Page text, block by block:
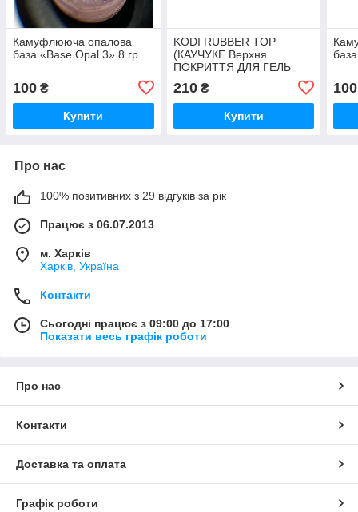
Камуфлююча опалова
база «Base Opal 3» 8 гр
100 ₴
Купити
KODI RUBBER TOP
(КАУЧУКЕ Верхня
ПОКРИТТЯ ДЛЯ ГЕЛЬ
210₴
Купити
100
Про нас
100% позитивних з 29 відгуків за рік
Працює з 06.07.2013
м. Харків
Харків, Україна
Контакти
Сьогодні працює з 09:00 до 17:00
Показати весь графік роботи
Про нас
Контакти
Доставка та оплата
Графік роботи